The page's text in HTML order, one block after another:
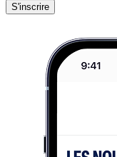
S'inscrire